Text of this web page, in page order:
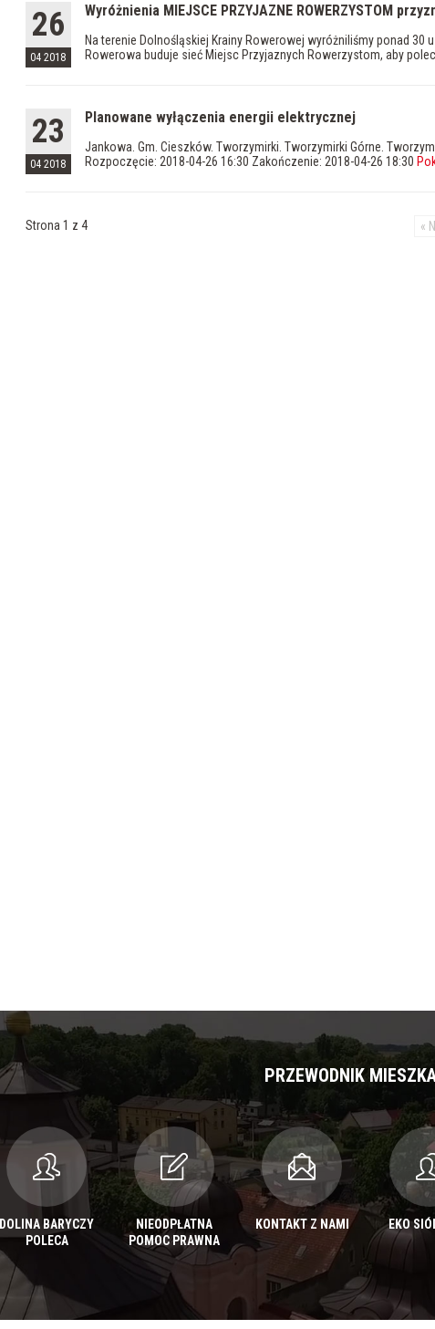
26
04 2018
Wyróżnienia MIEJSCE PRZYJAZNE ROWERZYSTOM
Na terenie Dolnośląskiej Krainy Rowerowej wyróżniliśmy ponad
Rowerowa buduje sieć Miejsc Przyjaznych Rowerzystom, aby
23
04 2018
Planowane wyłączenia energii elektrycznej
Jankowa. Gm. Cieszków. Tworzymirki. Tworzymirki Górne.
Rozpoczęcie: 2018-04-26 16:30 Zakończenie: 2018-04-26 18:30
Strona 1 z 4 «
PRZEWODNIK
DOLINA BARYCZY
POLECA
NIEODPŁATNA
POMOC PRAWNA
KONTAKT Z NAMI EKO